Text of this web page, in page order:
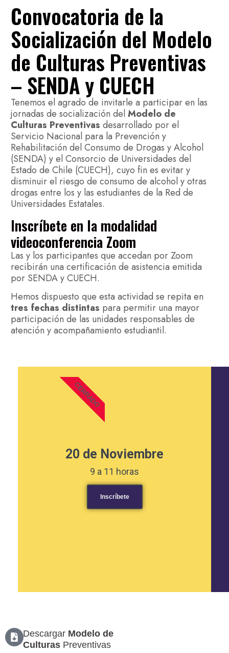
Convocatoria de la
Socialización del Modelo
de Culturas Preventivas
– SENDA y CUECH
Tenemos el agrado de invitarle a participar en las
jornadas de socialización del Modelo de
Culturas Preventivas desarrollado por el
Servicio Nacional para la Prevención y
Rehabilitación del Consumo de Drogas y Alcohol
(SENDA) y el Consorcio de Universidades del
Estado de Chile (CUECH), cuyo fin es evitar y
disminuir el riesgo de consumo de alcohol y otras
drogas entre los y las estudiantes de la Red de
Universidades Estatales.
Inscríbete en la modalidad
videoconferencia Zoom
Las y los participantes que accedan por Zoom
recibirán una certificación de asistencia emitida
por SENDA y CUECH.
Hemos dispuesto que esta actividad se repita en
tres fechas distintas para permitir una mayor
participación de las unidades responsables de
atención y acompañamiento estudiantil.
20 de Noviembre
9 a 11 horas
Inscríbete
CERRADO
Descargar Modelo de
Culturas Preventivas